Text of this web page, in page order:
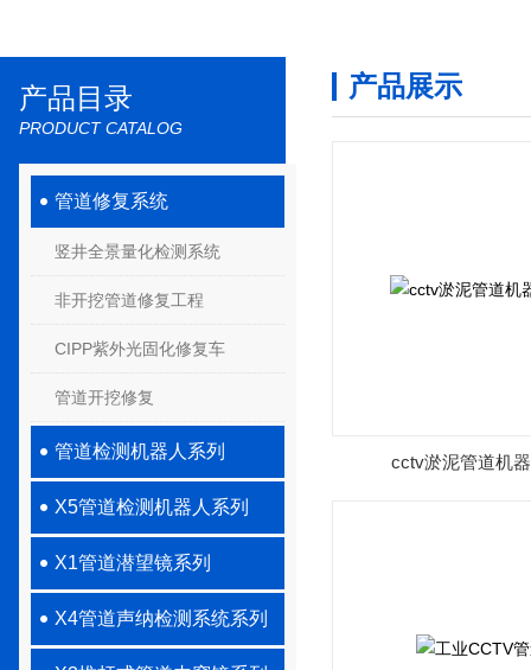
产品目录
PRODUCT CATALOG
管道修复系统
竖井全景量化检测系统
非开挖管道修复工程
CIPP紫外光固化修复车
管道开挖修复
管道检测机器人系列
X5管道检测机器人系列
X1管道潜望镜系列
X4管道声纳检测系统系列
产品展示
cctv淤泥管道机